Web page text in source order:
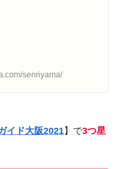
senriyama/
イド大阪2021】で3つ星